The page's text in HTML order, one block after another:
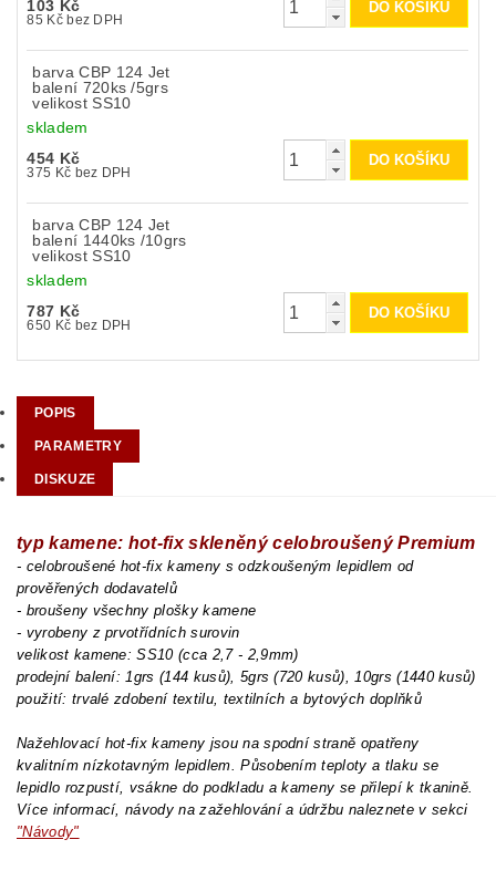
103 Kč
85 Kč bez DPH
barva CBP 124 Jet
balení 720ks /5grs
velikost SS10
skladem
454 Kč
375 Kč bez DPH
barva CBP 124 Jet
balení 1440ks /10grs
velikost SS10
skladem
787 Kč
650 Kč bez DPH
POPIS
PARAMETRY
DISKUZE
typ kamene: hot-fix skleněný celobroušený Premium
- celobroušené hot-fix kameny s odzkoušeným lepidlem od
prověřených dodavatelů
- broušeny všechny plošky kamene
- vyrobeny z prvotřídních surovin
velikost kamene: SS10 (cca 2,7 - 2,9mm)
prodejní balení: 1grs (144 kusů), 5grs (720 kusů), 10grs (1440 kusů)
použití: trvalé zdobení textilu, textilních a bytových doplňků
Nažehlovací hot-fix kameny jsou na spodní straně opatřeny
kvalitním nízkotavným lepidlem. Působením teploty a tlaku se
lepidlo rozpustí, vsákne do podkladu a kameny se přilepí k tkanině.
Více informací, návody na zažehlování a údržbu naleznete v sekci
"Návody"